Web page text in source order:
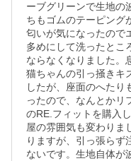
ーブグリーンで生地の
ちもゴムのテーピング
匂いが気になったので
多めにして洗ったとこ
ならなくなりました。
猫ちゃんの引っ掻きキ
したが、座面のへたり
ったので、なんとかリ
のRE.フィットを購入
屋の雰囲気も変わりま
りますが、引っ張らず
ないです。生地自体が